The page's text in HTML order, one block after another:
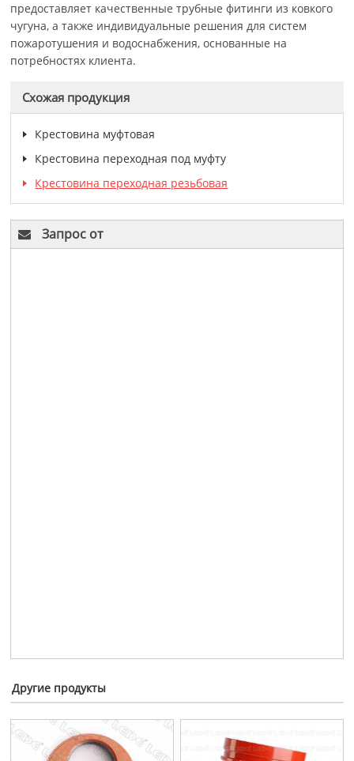
предоставляет качественные трубные фитинги из ковкого
чугуна, а также индивидуальные решения для систем
пожаротушения и водоснабжения, основанные на
потребностях клиента.
Схожая продукция
Крестовина муфтовая
Крестовина переходная под муфту
Крестовина переходная резьбовая
Запрос от
Другие продукты